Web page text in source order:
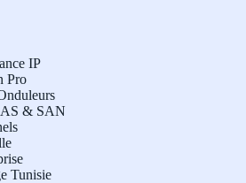
IP
Pro
& SAN
Tunisie